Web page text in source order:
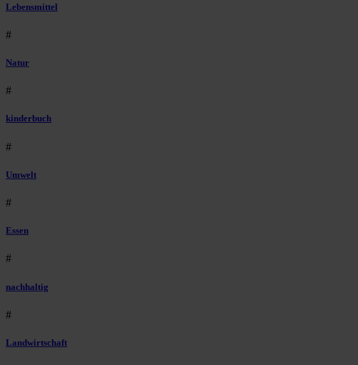
Lebensmittel
#
Natur
#
kinderbuch
#
Umwelt
#
Essen
#
nachhaltig
#
Landwirtschaft